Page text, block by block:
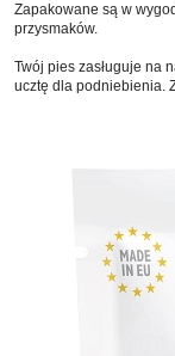
Zapakowane są w
przysmaków.
Twój pies zasługuje na
ucztę dla podniebienia.